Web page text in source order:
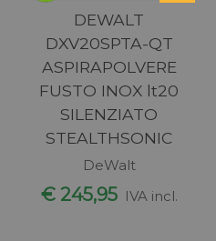
DEWALT
DXV20SPTA-QT
ASPIRAPOLVERE
FUSTO INOX lt20
SILENZIATO
STEALTHSONIC
DeWalt
€ 245,95 IVA incl.